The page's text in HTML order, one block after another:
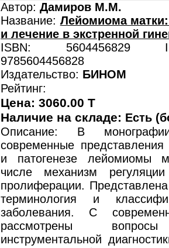
Автор: Дамиров М.М.
Название: Лейомиома матки:
и лечение в экстренной
ISBN: 5604456829
9785604456828
Издательство: БИНОМ
Рейтинг:
Цена: 3060.00 T
Наличие на складе: Есть
Описание: В
современные представления
и патогенезе лейомиомы
числе механизм
пролиферации.
терминология и
заболевания. С
рассмотрены
инструментальной